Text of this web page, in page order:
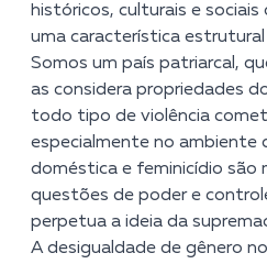
históricos, culturais e
uma característica estrutural
Somos um país patriarcal,
as considera propriedades
todo tipo de violência
especialmente no ambiente
doméstica e feminicídio são
questões de poder e
perpetua a ideia da
A desigualdade de gênero